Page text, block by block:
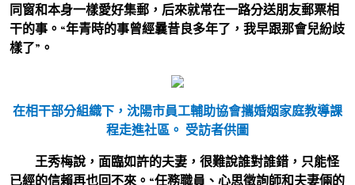
同窗和本身一樣愛好集郵，后來就常在一路分送朋友郵票相
干的事。“年青時的事曾經曩昔良多年了，我早跟那會兒紛歧
樣了”。
在相干部分組織下，沈陽市員工輔助協會攜婚姻家庭教導課
程走進社區。 受訪者供圖
王秀梅說，面臨如許的夫妻，很難說誰對誰錯，只能怪
已經的信賴再也回不來。“任務職員、心思徵詢師和夫妻倆的